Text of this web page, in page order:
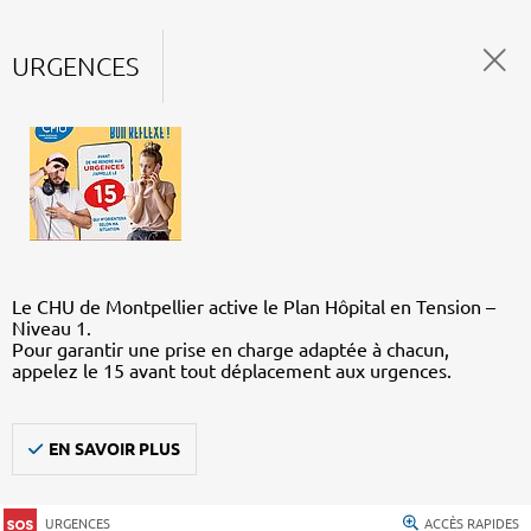
URGENCES
Le CHU de Montpellier active le Plan Hôpital en Tension –
Niveau 1.
Pour garantir une prise en charge adaptée à chacun,
appelez le 15 avant tout déplacement aux urgences.
EN SAVOIR PLUS
URGENCES ACCÈS RAPIDES